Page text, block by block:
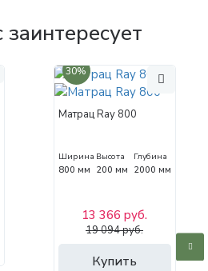
30%
Матрац Ray 800
Ширина
800 мм
Высота
200 мм
Глубина
2000 мм
Купить
13 366 руб.
19 094 руб.